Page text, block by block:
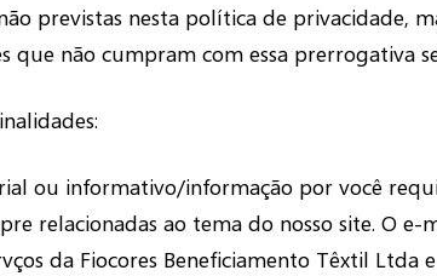
previstas nesta política de privacidade,
que não cumpram com essa prerrogativa
ou informativo/informação por você
relacionadas ao tema do nosso site. O
da Fiocores Beneficiamento Têxtil Ltda